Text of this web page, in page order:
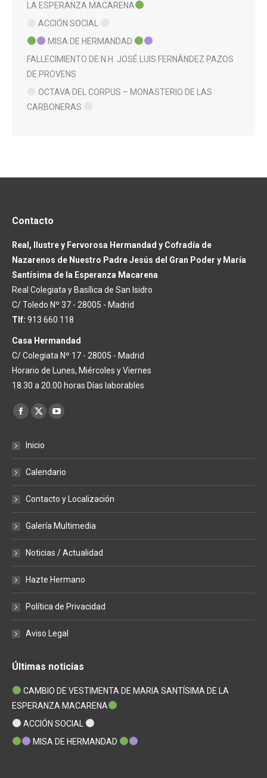
LA ESPERANZA MACARENA
ACCIÓN SOCIAL
MISA DE HERMANDAD
FALLECIMIENTO DE N.H. JOSÉ LUIS FERNÁNDEZ PAZOS
DE PROVENS
OCTAVA DEL CORPUS – MONASTERIO DE LAS
CARBONERAS
Contacto
Real, Ilustre y Fervorosa Hermandad y Cofradía de
Nazarenos de Nuestro Padre Jesús del Gran Poder y María
Santísima de la Esperanza Macarena
Real Colegiata y Basílica de San Isidro
C/ Toledo Nº 37 - 28005 - Madrid
Tlf: 913 660 118
Casa Hermandad
C/ Colegiata Nº 17 - 28005 - Madrid
Horario de Lunes, Miércoles y Viernes
18.30 a 20.00 horas Días laborables
Encuéntranos en:
Facebook
opens
new
window
X
opens
window
YouTube
window
Inicio
Calendario
Contacto y Localización
Galería Multimedia
Noticias / Actualidad
Hazte Hermano
Política de Privacidad
Aviso Legal
Últimas noticias
CAMBIO DE VESTIMENTA DE MARIA SANTÍSIMA DE LA
ESPERANZA MACARENA
ACCIÓN SOCIAL
MISA DE HERMANDAD